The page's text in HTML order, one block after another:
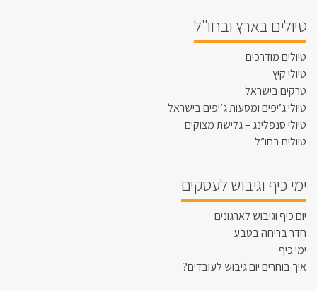
טיולים בארץ ובחו"ל
טיולים מודרכים
טיולי קיץ
טרקים בישראל
טיולי ג’יפים ומסעות ג’יפים בישראל
טיולי סנפלינג – גלישת מצוקים
טיולים בחו”ל
ימי כיף וגיבוש לעסקים
יום כיף וגיבוש לארגונים
חדר בריחה בטבע
ימי כיף
איך בוחרים יום גיבוש לעובדים?